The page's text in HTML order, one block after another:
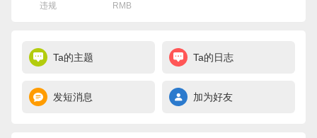
违规 RMB
Ta的主题 Ta的日志
发短消息 加为好友